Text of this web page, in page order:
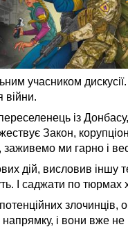
учасником
війни.
із
Закон,
заживемо ми гарно і
дій, висловив іншу
І саджати по тюрмах
і вони вже не